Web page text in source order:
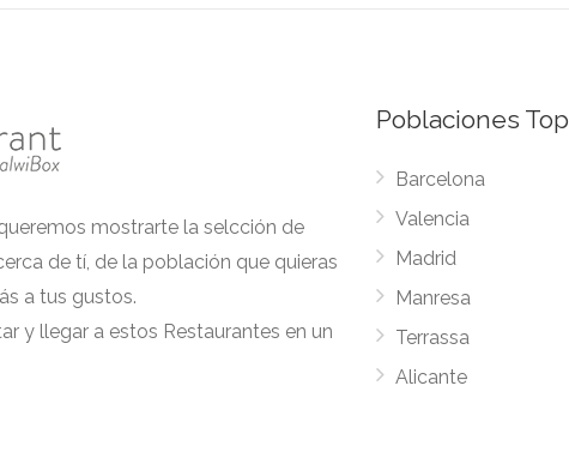
mostrarte la selcción de
de tí, de la población que quieras
a tus gustos.
y llegar a estos Restaurantes en un
Poblaciones Top
Barcelona
Valencia
Madrid
Manresa
Terrassa
Alicante